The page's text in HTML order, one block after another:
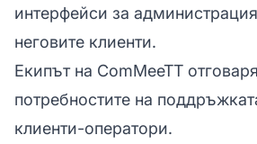
интерфейси за
неговите клиенти.
Екипът на ComMeeTT
потребностите на
клиенти-оператори.